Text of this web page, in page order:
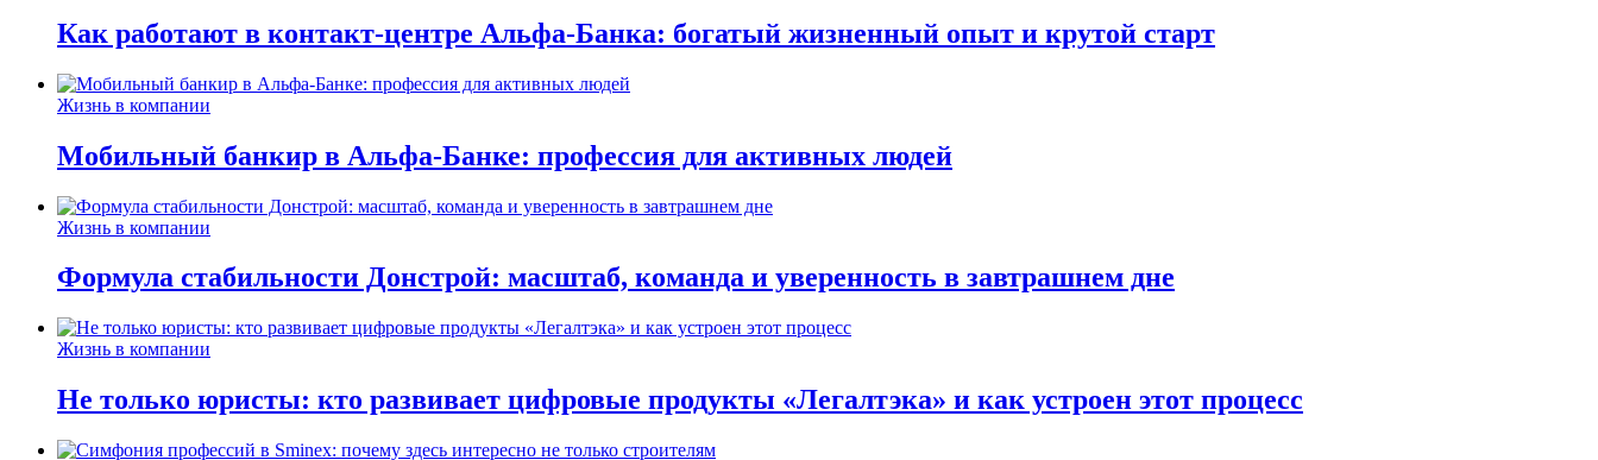
Как работают в контакт-центре Альфа-Банка: богатый жизненный опыт и крутой старт
Жизнь в компании
Мобильный банкир в Альфа-Банке: профессия для активных людей
Жизнь в компании
Формула стабильности Донстрой: масштаб, команда и уверенность в завтрашнем дне
Жизнь в компании
Не только юристы: кто развивает цифровые продукты «Легалтэка» и как устроен этот процесс